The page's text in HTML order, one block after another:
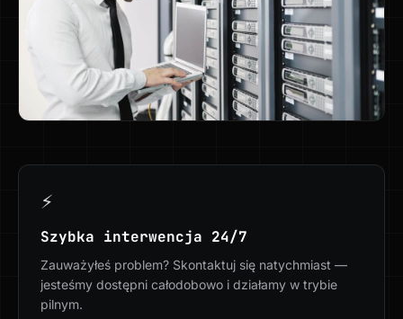
⚡
Szybka interwencja 24/7
Zauważyłeś problem? Skontaktuj się natychmiast —
jesteśmy dostępni całodobowo i działamy w trybie
pilnym.